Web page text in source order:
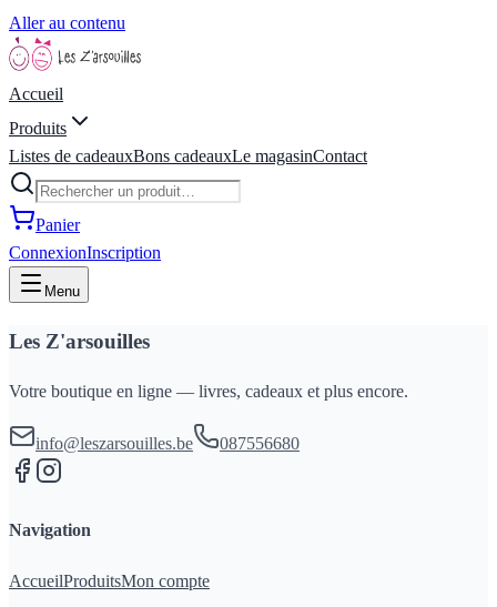
Aller au contenu
Accueil
Produits
Listes de cadeauxBons cadeauxLe magasinContact
Panier
ConnexionInscription
Menu
Les Z'arsouilles
Votre boutique en ligne — livres, cadeaux et plus encore.
info@leszarsouilles.be 087556680
Navigation
AccueilProduitsMon compte